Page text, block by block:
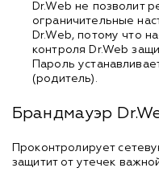
Dr.Web не позволит
ограничительные
Dr.Web, потому что
контроля Dr.Web
Пароль
(родитель).
Брандмауэр
Проконтролирует
защитит от утечек